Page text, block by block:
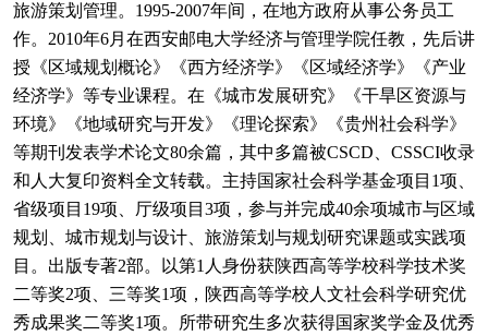
旅游策划管理。1995-2007年间，在地方政府从事公务员工
作。2010年6月在西安邮电大学经济与管理学院任教，先后讲
授《区域规划概论》《西方经济学》《区域经济学》《产业
经济学》等专业课程。在《城市发展研究》《干旱区资源与
环境》《地域研究与开发》《理论探索》《贵州社会科学》
等期刊发表学术论文80余篇，其中多篇被CSCD、CSSCI收录
和人大复印资料全文转载。主持国家社会科学基金项目1项、
省级项目19项、厅级项目3项，参与并完成40余项城市与区域
规划、城市规划与设计、旅游策划与规划研究课题或实践项
目。出版专著2部。以第1人身份获陕西高等学校科学技术奖
二等奖2项、三等奖1项，陕西高等学校人文社会科学研究优
秀成果奖二等奖1项。所带研究生多次获得国家奖学金及优秀